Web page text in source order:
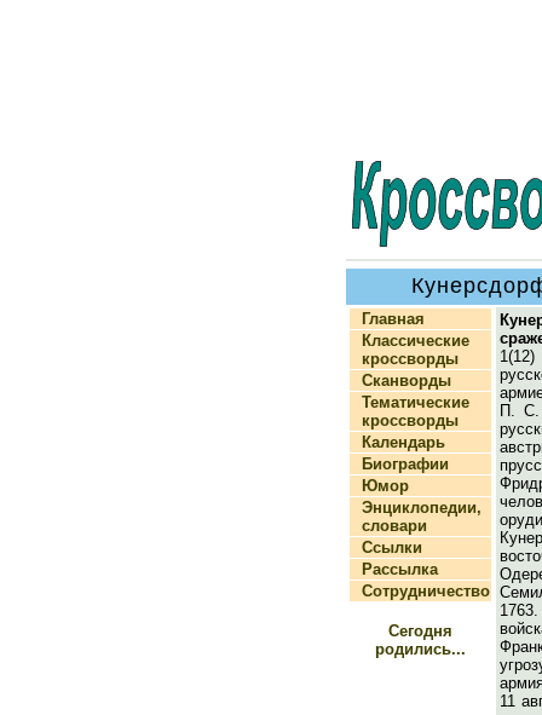
Главная
Классические
кроссворды
Сканворды
Тематические
кроссворды
Календарь
Биографии
Юмор
Энциклопедии,
словари
Ссылки
Рассылка
Сотрудничество
Сегодня
родились...
П. С.
11